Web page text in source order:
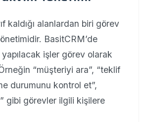
kaldığı alanlardan biri görev
BasitCRM’de
işler görev olarak
“müşteriyi ara”, “teklif
durumunu kontrol et”,
gibi görevler ilgili kişilere